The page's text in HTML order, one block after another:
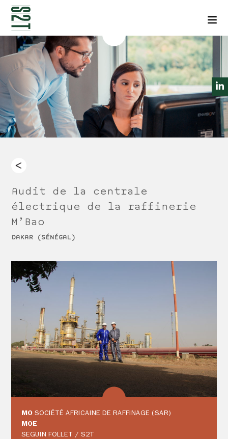
NEWSLETTERS
CONTACT
Audit de la centrale
électrique de la raffinerie
M’Bao
DAKAR (SÉNÉGAL)
MOSOCIÉTÉ AFRICAINE DE RAFFINAGE (SAR)
MOE
SEGUIN FOLLET / S2T